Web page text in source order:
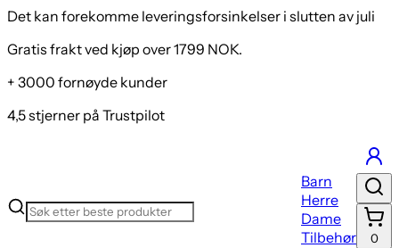
Det kan forekomme leveringsforsinkelser i slutten av juli
Gratis frakt ved kjøp over 1799 NOK.
+ 3000 fornøyde kunder
4,5 stjerner på Trustpilot
Barn
Herre
Dame
Tilbehør
0
Groundies All Terrain Low 2.0 Men Løpesko